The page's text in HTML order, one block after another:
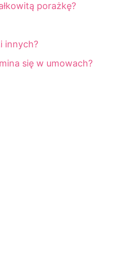
porażkę?
innych?
się w umowach?